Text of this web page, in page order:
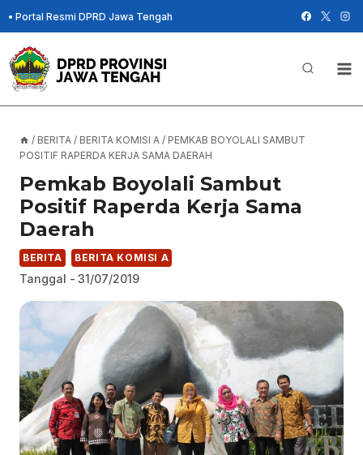
Skip
to
content
• Portal Resmi DPRD Jawa Tengah
/ BERITA / BERITA KOMISI A / PEMKAB BOYOLALI SAMBUT
POSITIF RAPERDA KERJA SAMA DAERAH
Pemkab Boyolali Sambut
Positif Raperda Kerja Sama
Daerah
BERITA BERITA KOMISI A
Tanggal - 31/07/2019